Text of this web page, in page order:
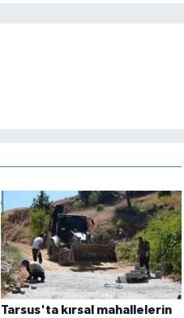
Tarsus'ta kırsal mahallelerin